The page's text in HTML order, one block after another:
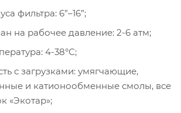
фильтра: 6”–16”;
на рабочее давление: 2-6 атм;
4-38°С;
с загрузками: умягчающие,
и катионообменные смолы, все
«Экотар»;